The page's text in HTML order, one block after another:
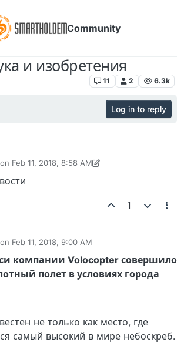
Community
и изобретения
11 2 6.3k
Log in to reply
Feb 11, 2018, 8:58 AM
by vlad2323Feb 17, 2018, 11:12 AM
1
Feb 11, 2018, 9:00 AM
by
компании Volocopter совершило
полет в условиях города
не только как место, где
самый высокий в мире небоскреб.